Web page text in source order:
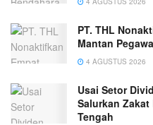
PT. THL
Mantan
4 AGUSTUS 2026
Usai Setor
Salurkan
Tengah